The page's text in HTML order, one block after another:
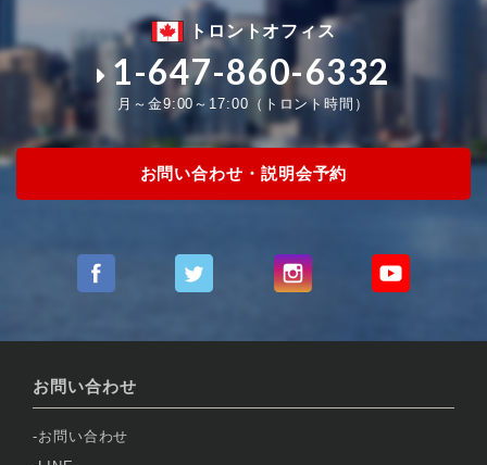
トロントオフィス
1-647-860-6332
月～金9:00～17:00（トロント時間）
お問い合わせ・説明会予約
お問い合わせ
お問い合わせ